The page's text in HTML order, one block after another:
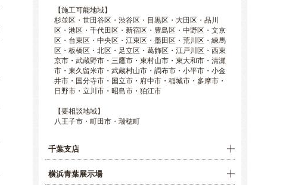
【施工可能地域】
杉並区・世田谷区・渋谷区・目黒区・大田区・品川
区・港区・千代田区・新宿区・豊島区・中野区・文京
区・台東区・中央区・江東区・墨田区・荒川区・練馬
区・板橋区・北区・足立区・葛飾区・江戸川区・西東
京市・武蔵野市・三鷹市・東村山市・東大和市・清瀬
市・東久留米市・武蔵村山市・調布市・小平市・小金
井市・国分寺市・国立市・府中市・稲城市・多摩市・
日野市・立川市・昭島市・狛江市
【要相談地域】
八王子市・町田市・瑞穂町
千葉支店
横浜青葉展示場